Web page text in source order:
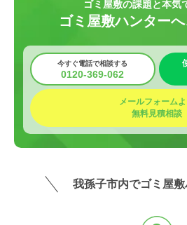
ゴミ屋敷の課題と本気
ゴミ屋敷ハンターへ
今すぐ電話で相談する
0120-369-062
メールフォームよ
無料見積相談
我孫子市内でゴミ屋